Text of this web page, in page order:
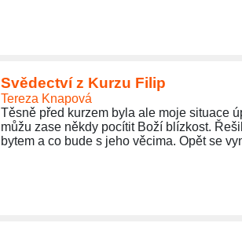
Svědectví z Kurzu Filip
Tereza Knapová
Těsně před kurzem byla ale moje situace
můžu zase někdy pocítit Boží blízkost.
bytem a co bude s jeho věcima. Opět se